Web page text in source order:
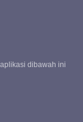
dibawah ini